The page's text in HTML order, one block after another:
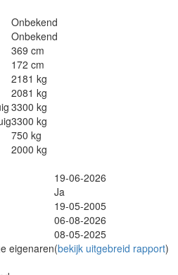
Onbekend
Onbekend
369 cm
172 cm
2181 kg
2081 kg
3300 kg
3300 kg
750 kg
2000 kg
19-06-2026
Ja
19-05-2005
06-08-2026
08-05-2025
eigenaren(bekijk uitgebreid rapport)